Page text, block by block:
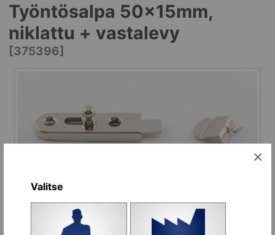
Työntösalpa 50x15mm,
niklattu + vastalevy
[375396]
Toimitusaika
Valitse